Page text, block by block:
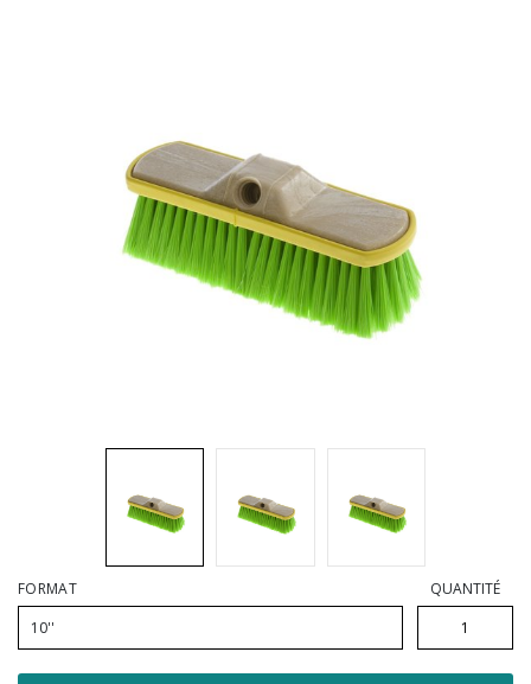
Distributrices et supports
Grattoirs, moutons et racloirs pour vitres/planchers
Guenilles et éponges
Hygiène personnelle
Vadrouilles, manches et cadres
FORMAT
10''
QUANTITÉ